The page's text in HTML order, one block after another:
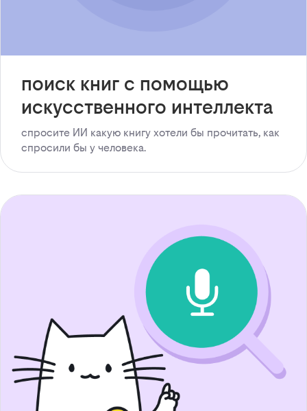
поиск книг с помощью
искусственного интеллекта
спросите ИИ какую книгу хотели бы прочитать, как
спросили бы у человека.